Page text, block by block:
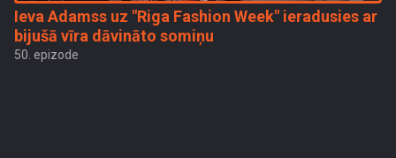
Ieva Adamss uz "Riga Fashion Week" ieradusies ar
bijušā vīra dāvināto somiņu
50. epizode